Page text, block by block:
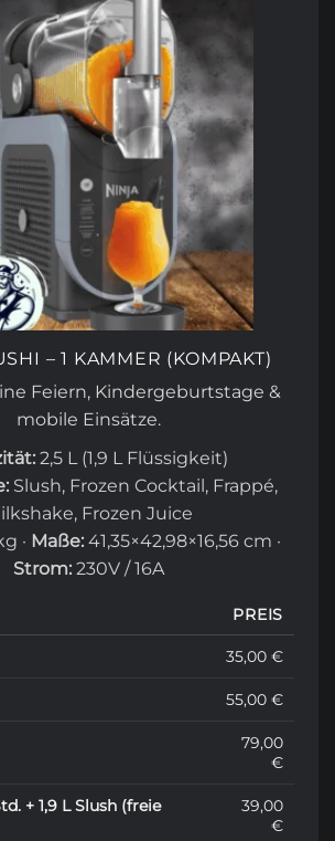
– 1 KAMMER (KOMPAKT)
Feiern, Kindergeburtstage &
mobile Einsätze.
2,5 L (1,9 L Flüssigkeit)
Slush, Frozen Cocktail, Frappé,
Frozen Juice
· Maße: 41,35×42,98×16,56 cm ·
Strom:230V / 16A
PREIS
35,00 €
55,00 €
79,00
€
+ 1,9 L Slush (freie
39,00
€